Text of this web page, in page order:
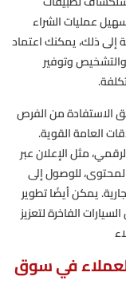
عمليات الشراء
إلى ذلك، يمكنك اعتماد
والتشخيص وتوفير
الاستفادة من الفرص
العامة القوية.
مثل الإعلان عبر
للوصول إلى
يمكن أيضًا تطوير
الفاخرة لتعزيز
في سوق